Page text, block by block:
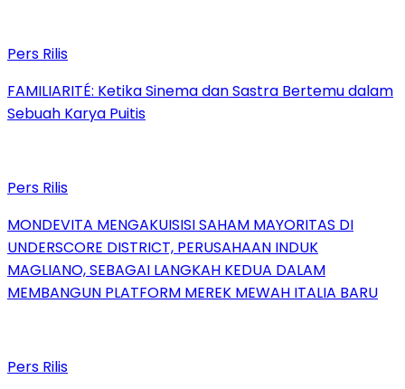
Pers Rilis
FAMILIARITÉ: Ketika Sinema dan Sastra Bertemu dalam
Sebuah Karya Puitis
Pers Rilis
MONDEVITA MENGAKUISISI SAHAM MAYORITAS DI
UNDERSCORE DISTRICT, PERUSAHAAN INDUK
MAGLIANO, SEBAGAI LANGKAH KEDUA DALAM
MEMBANGUN PLATFORM MEREK MEWAH ITALIA BARU
Pers Rilis